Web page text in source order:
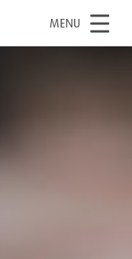
OPEN
MENU